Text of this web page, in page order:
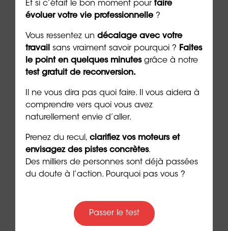
En savoir plus sur lebilan d’orientation
ORIENTACTION
Auteur :Dr Emeric Lebreton, cofondateur et
***
Passez maintenant le test d’orientation
Découvrez les 5 raisons de faire un
avec ORIENTACTION en vidéo
Et si c’était le bon moment pour faire
évoluer votre vie professionnelle?
Vous ressentez un décalage avec votre
travail sans vraiment savoir pourquoi ? Faites
le point en quelques minutesgrâce à notre
test gratuit de reconversion.
Il ne vous dira pas quoi faire. Il vous aidera à
comprendre vers quoi vous avez
naturellement envie d’aller.
Prenez du recul, clarifiez vos moteurs et
envisagez des pistes concrètes.
Des milliers de personnes sont déjà passées
du doute à l’action. Pourquoi pas vous ?
Passer le test